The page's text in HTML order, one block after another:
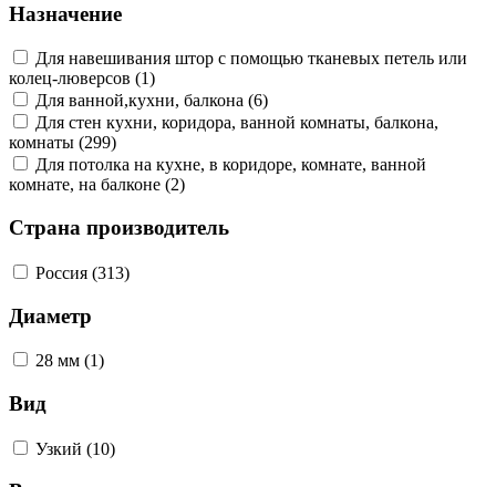
Назначение
Для навешивания штор с помощью тканевых петель или
колец-люверсов (1)
Для ванной,кухни, балкона (6)
Для стен кухни, коридора, ванной комнаты, балкона,
комнаты (299)
Для потолка на кухне, в коридоре, комнате, ванной
комнате, на балконе (2)
Страна производитель
Россия (313)
Диаметр
28 мм (1)
Вид
Узкий (10)